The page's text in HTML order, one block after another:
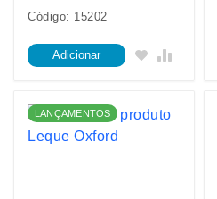
Código: 15202
Adicionar
LANÇAMENTOS